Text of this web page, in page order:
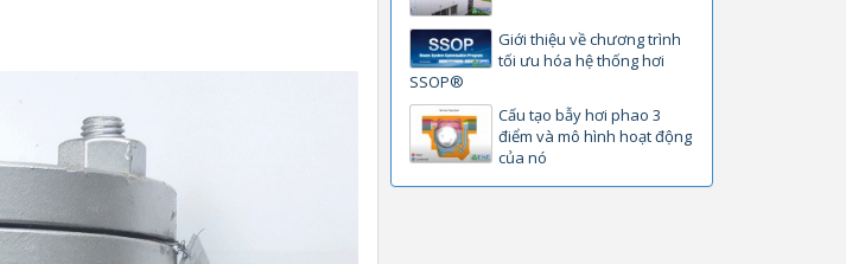
Giới thiệu về chương trình
tối ưu hóa hệ thống hơi
SSOP®
Cấu tạo bẫy hơi phao 3
điểm và mô hình hoạt động
của nó